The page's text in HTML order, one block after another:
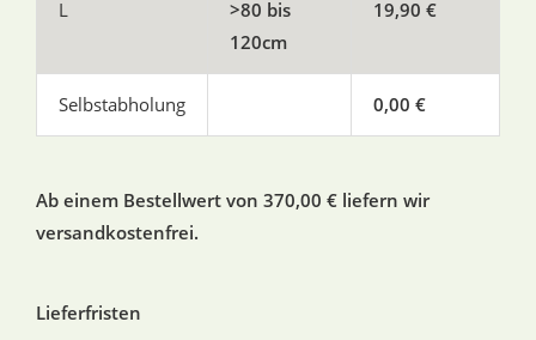
L
>80 bis
120cm
19,90 €
Selbstabholung 0,00 €
Ab einem Bestellwert von 370,00 € liefern wir
versandkostenfrei.
Lieferfristen